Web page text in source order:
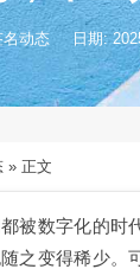
名动态 日期:
» 正文
被数字化的时
之变得稀少。